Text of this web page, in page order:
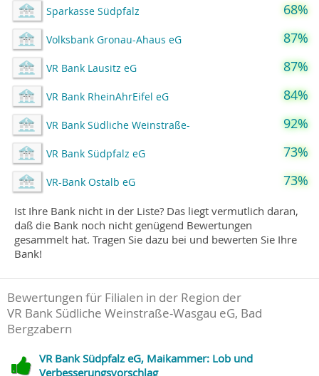
Sparkasse Südpfalz 68%
Volksbank Gronau-Ahaus eG 87%
VR Bank Lausitz eG 87%
VR Bank RheinAhrEifel eG 84%
VR Bank Südliche Weinstraße- 92%
VR Bank Südpfalz eG 73%
VR-Bank Ostalb eG 73%
Ist Ihre Bank nicht in der Liste? Das liegt vermutlich daran,
daß die Bank noch nicht genügend Bewertungen
gesammelt hat. Tragen Sie dazu bei und bewerten Sie Ihre
Bank!
Bewertungen für Filialen in der Region der
VR Bank Südliche Weinstraße-Wasgau eG, Bad
Bergzabern
VR Bank Südpfalz eG, Maikammer: Lob und
Verbesserungsvorschlag